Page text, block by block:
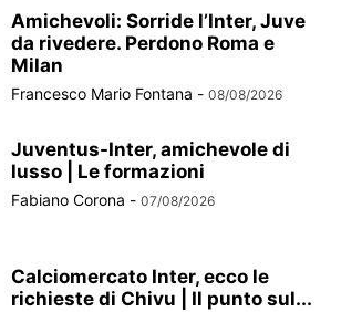
Amichevoli: Sorride l’Inter, Juve
da rivedere. Perdono Roma e
Milan
Francesco Mario Fontana - 08/08/2026
Juventus-Inter, amichevole di
lusso | Le formazioni
Fabiano Corona - 07/08/2026
Calciomercato Inter, ecco le
richieste di Chivu | Il punto sul...